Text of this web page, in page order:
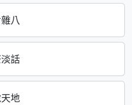
八
話
地